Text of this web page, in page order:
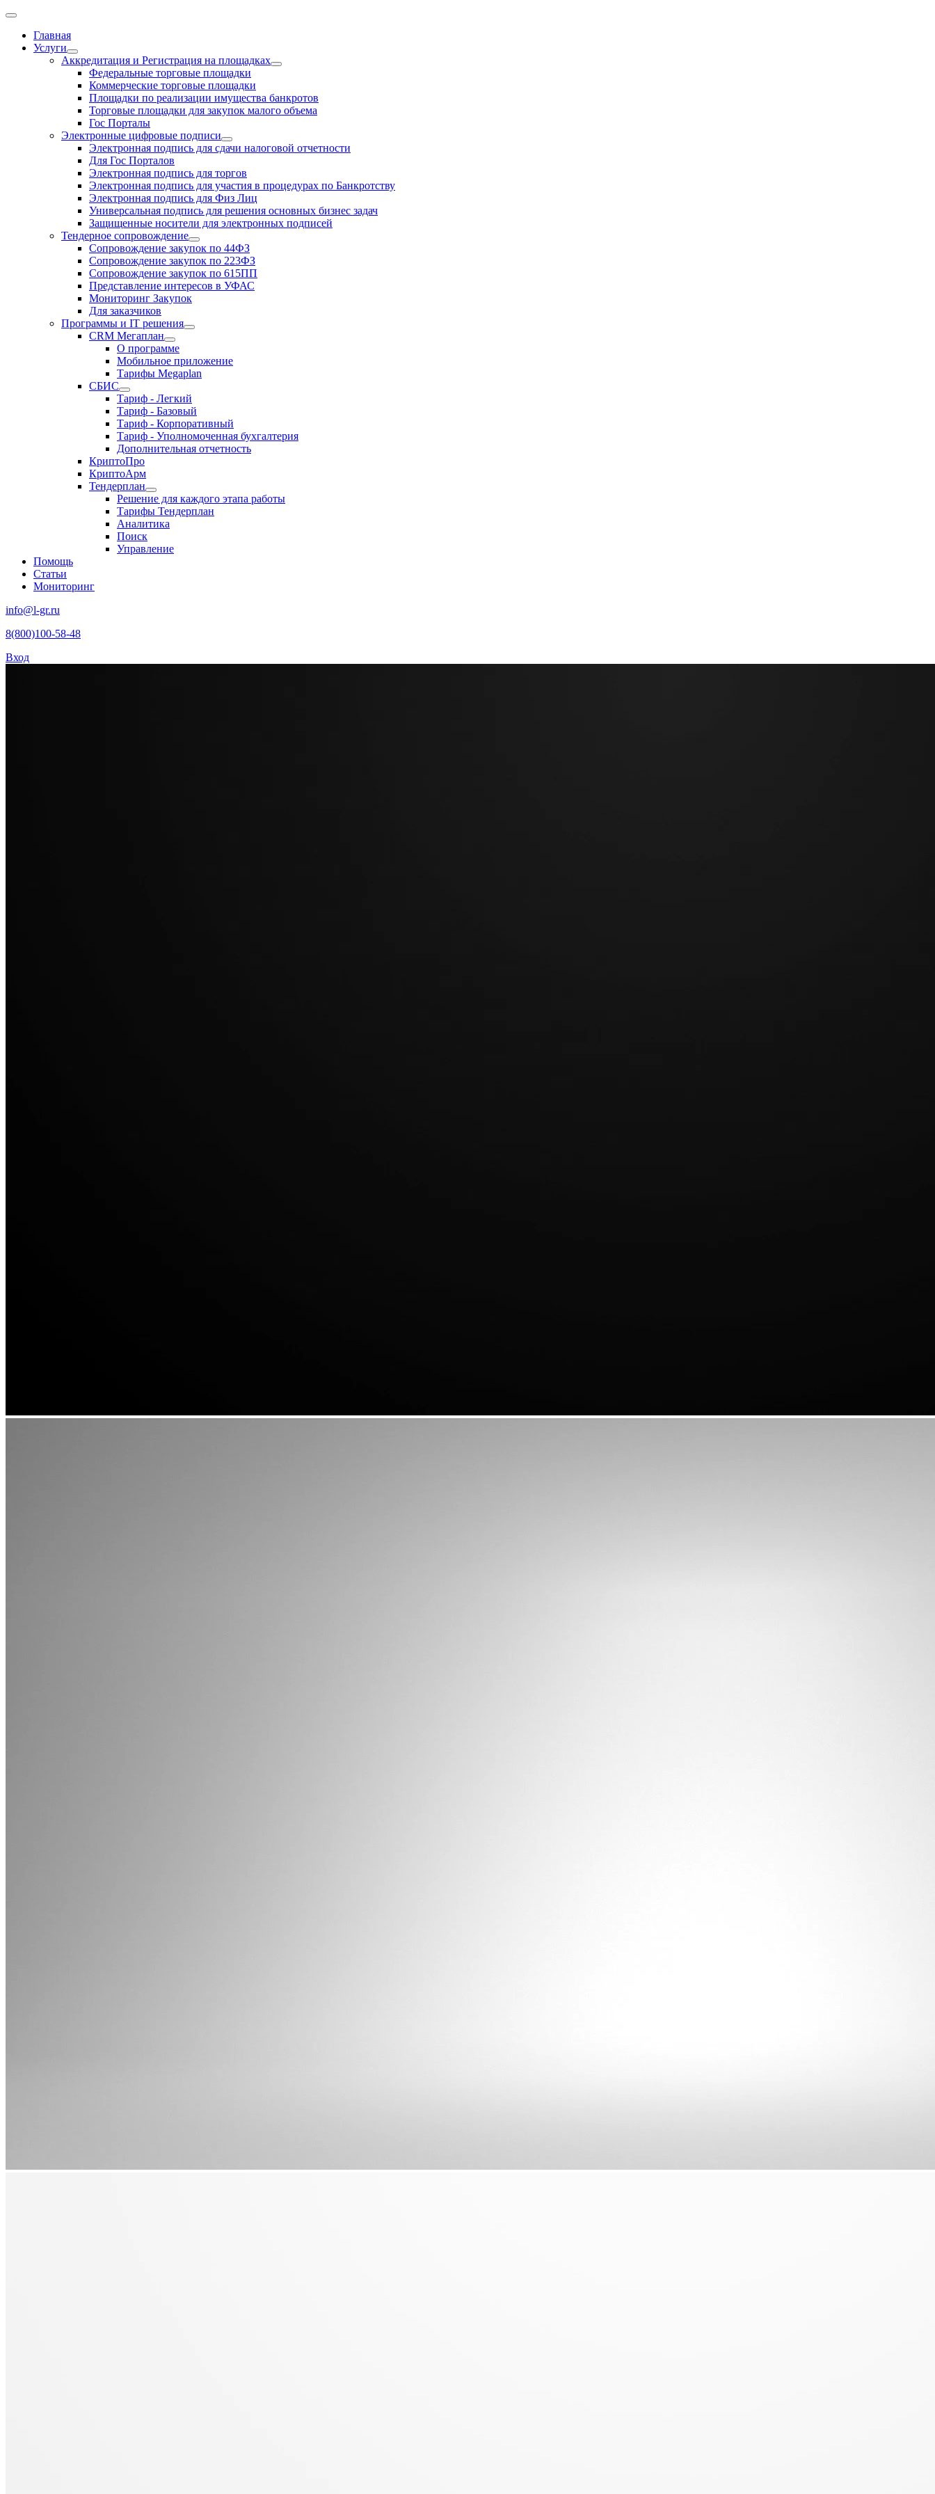
Главная
Услуги
Аккредитация и Регистрация на площадках
Федеральные торговые площадки
Коммерческие торговые площадки
Площадки по реализации имущества банкротов
Торговые площадки для закупок малого объема
Гос Порталы
Электронные цифровые подписи
Электронная подпись для сдачи налоговой отчетности
Для Гос Порталов
Электронная подпись для торгов
Электронная подпись для участия в процедурах по Банкротству
Электронная подпись для Физ Лиц
Универсальная подпись для решения основных бизнес задач
Защищенные носители для электронных подписей
Тендерное сопровождение
Сопровождение закупок по 44ФЗ
Сопровождение закупок по 223ФЗ
Сопровождение закупок по 615ПП
Представление интересов в УФАС
Мониторинг Закупок
Для заказчиков
Программы и IT решения
CRM Мегаплан
О программе
Мобильное приложение
Тарифы Megaplan
СБИС
Тариф - Легкий
Тариф - Базовый
Тариф - Корпоративный
Тариф - Уполномоченная бухгалтерия
Дополнительная отчетность
КриптоПро
КриптоАрм
Тендерплан
Решение для каждого этапа работы
Тарифы Тендерплан
Аналитика
Поиск
Управление
Помощь
Статьи
Мониторинг
info@l-gr.ru
8(800)100-58-48
Вход